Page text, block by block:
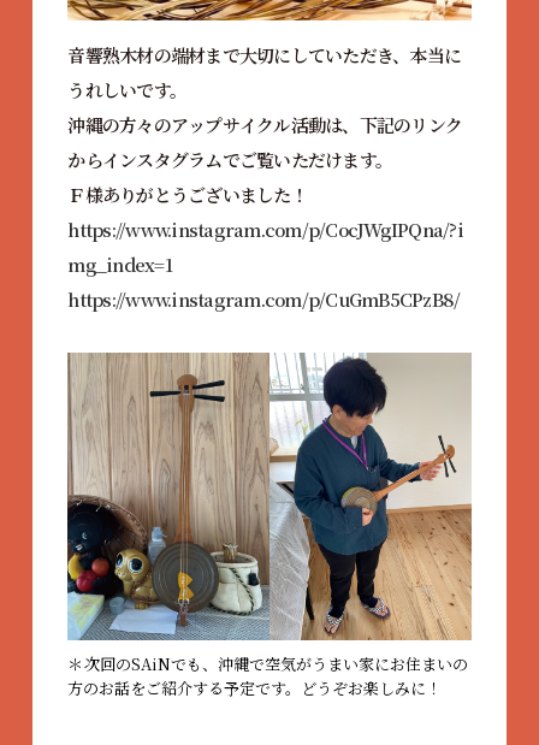
音響熟木材の端材まで大切にしていただき、本当に
うれしいです。
沖縄の方々のアップサイクル活動は、下記のリンク
からインスタグラムでご覧いただけます。
Ｆ様ありがとうございました！
https://www.instagram.com/p/CocJWgIPQna/?i
mg_index=1
https://www.instagram.com/p/CuGmB5CPzB8/
次回のSAiNでも、沖縄で空気がうまい家にお住まいの
方のお話をご紹介する予定です。どうぞお楽しみに！